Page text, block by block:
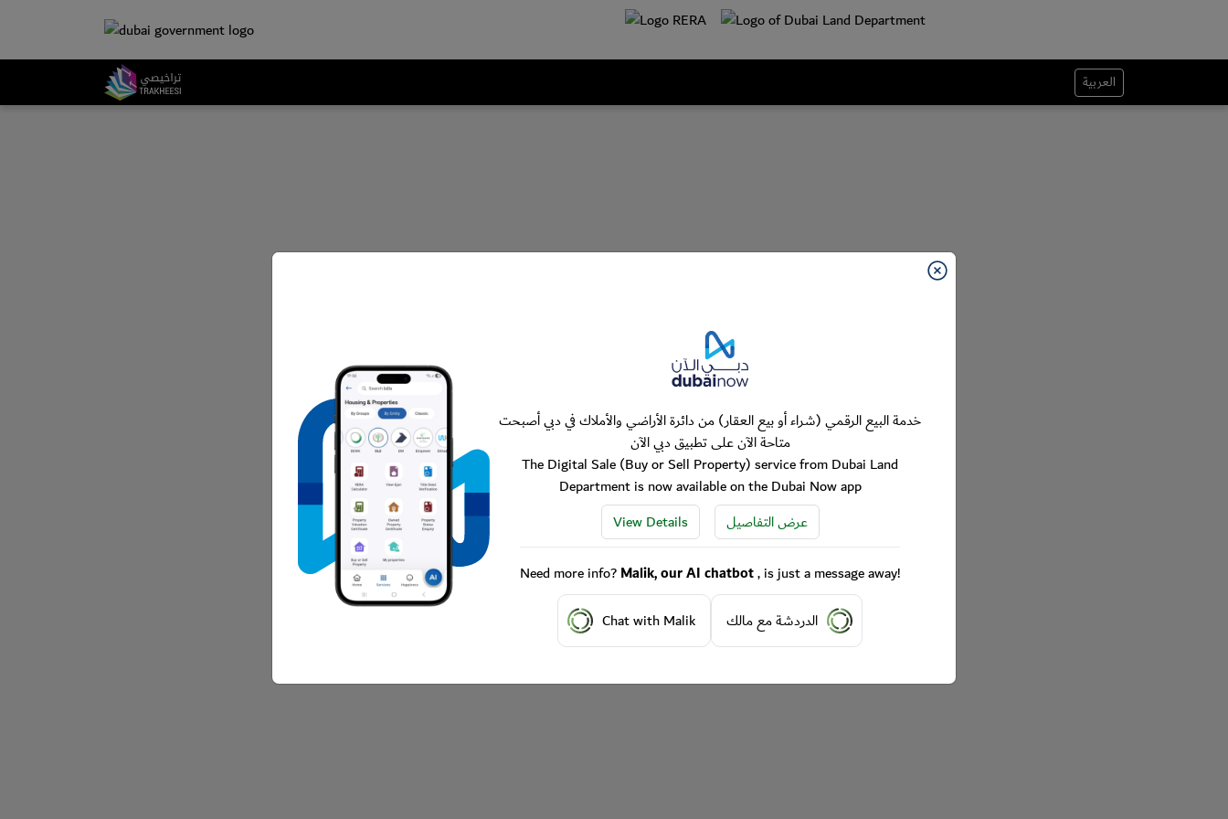
العربية
خدمة البيع الرقمي (شراء أو بيع العقار) من دائرة الأراضي والأملاك في دبي أصبحت
متاحة الآن على تطبيق دبي الآن
The Digital Sale (Buy or Sell Property) service from Dubai Land
Department is now available on the Dubai Now app
View Details
عرض التفاصيل
Need more info?Malik, our AI chatbot, is just a message away!
Chat with Malik
الدردشة مع مالك